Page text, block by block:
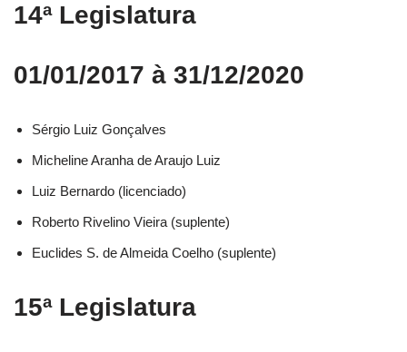
14ª Legislatura
01/01/2017 à 31/12/2020
Sérgio Luiz Gonçalves​
Micheline Aranha de Araujo Luiz​
Luiz Bernardo (licenciado)​
Roberto Rivelino Vieira (suplente)​
Euclides S. de Almeida Coelho (suplente)​
15ª Legislatura